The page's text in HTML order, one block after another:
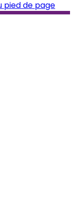
pied de page